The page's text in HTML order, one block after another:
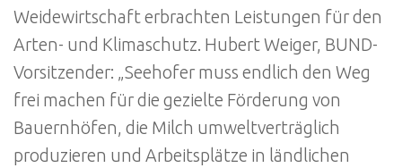
Weidewirtschaft erbrachten Leistungen für den
Arten- und Klimaschutz. Hubert Weiger, BUND-
Vorsitzender: „Seehofer muss endlich den Weg
frei machen für die gezielte Förderung von
Bauernhöfen, die Milch umweltverträglich
produzieren und Arbeitsplätze in ländlichen